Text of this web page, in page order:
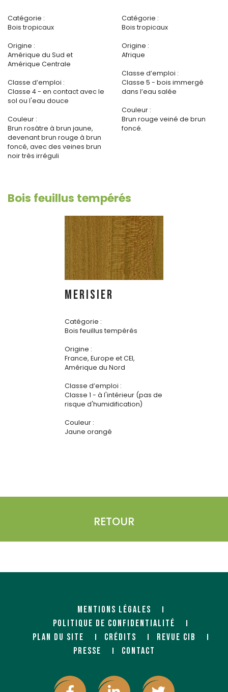
Catégorie :
Bois tropicaux
Origine :
Amérique du Sud et
Amérique Centrale
Classe d’emploi :
Classe 4 - en contact avec le
sol ou l'eau douce
Couleur :
Brun rosâtre à brun jaune,
devenant brun rouge à brun
foncé, avec des veines brun
noir très irréguli
Catégorie :
Bois tropicaux
Origine :
Afrique
Classe d’emploi :
Classe 5 - bois immergé
dans l’eau salée
Couleur :
Brun rouge veiné de brun
foncé.
Bois feuillus tempérés
MERISIER
Catégorie :
Bois feuillus tempérés
Origine :
France, Europe et CEI,
Amérique du Nord
Classe d’emploi :
Classe 1 - à l'intérieur (pas de
risque d'humidification)
Couleur :
Jaune orangé
RETOUR
MENTIONS LÉGALES
POLITIQUE DE CONFIDENTIALITÉ
PLAN DU SITE
CRÉDITS
REVUE CIB
PRESSE
CONTACT